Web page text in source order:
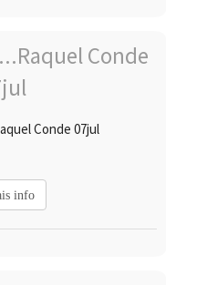
Conde 07jul
info